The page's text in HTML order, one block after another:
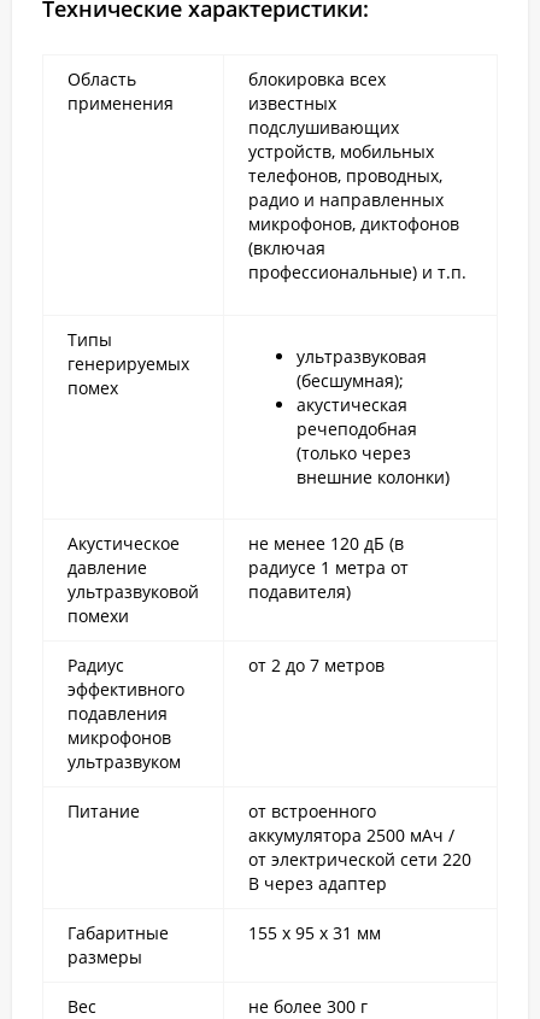
Технические характеристики:
Область
применения
блокировка всех
известных
подслушивающих
устройств, мобильных
телефонов, проводных,
радио и направленных
микрофонов, диктофонов
(включая
профессиональные) и т.п.
Типы
генерируемых
помех
ультразвуковая
(бесшумная);
акустическая
речеподобная
(только через
внешние колонки)
Акустическое
давление
ультразвуковой
помехи
не менее 120 дБ (в
радиусе 1 метра от
подавителя)
Радиус
эффективного
подавления
микрофонов
ультразвуком
от 2 до 7 метров
Питание
от встроенного
аккумулятора 2500 мАч /
от электрической сети 220
В через адаптер
Габаритные
размеры
155 х 95 х 31 мм
Вес не более 300 г